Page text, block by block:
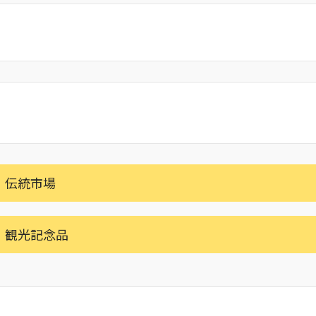
伝統市場
観光記念品